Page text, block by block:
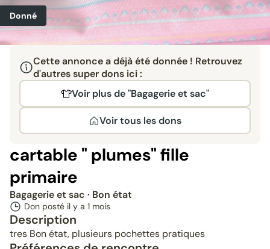
Donné
Cette annonce a déjà été donnée ! Retrouvez
d'autres super dons ici :
Voir plus de "Bagagerie et sac"
Voir tous les dons
cartable " plumes" fille
primaire
Bagagerie et sac · Bon état
Don posté il y a 1 mois
Description
tres Bon état, plusieurs pochettes pratiques